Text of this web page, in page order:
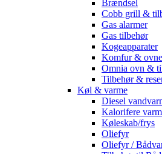
Brændsel
Cobb grill &
Gas alarmer
Gas tilbehør
Kogeapparater
Komfur & ovne
Omnia ovn &
Tilbehør &
Køl & varme
Diesel
Kalorifere
Køleskab/frys
Oliefyr
Oliefyr /